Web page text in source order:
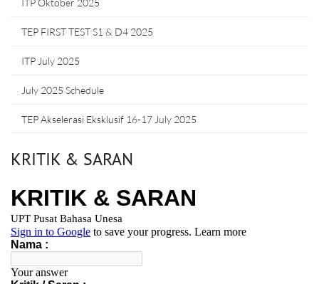
ITP Oktober 2025
TEP FIRST TEST S1 & D4 2025
ITP July 2025
July 2025 Schedule
TEP Akselerasi Eksklusif 16-17 July 2025
KRITIK & SARAN